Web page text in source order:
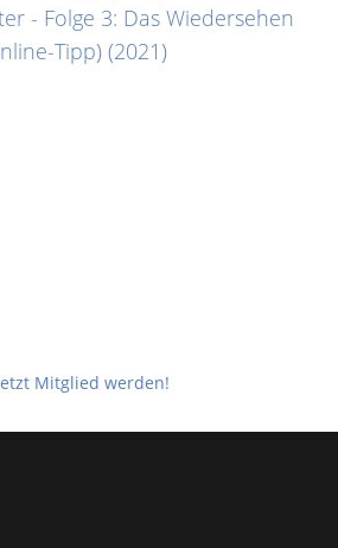
- Folge 3: Das Wiedersehen
Tipp) (2021)